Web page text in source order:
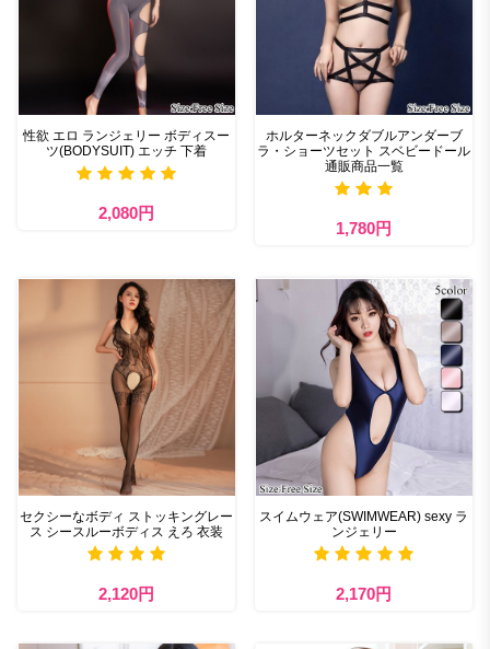
性欲 エロ ランジェリー ボディスー
ツ(BODYSUIT) エッチ 下着
2,080円
ホルターネックダブルアンダーブ
ラ・ショーツセット スベビードール
通販商品一覧
1,780円
セクシーなボディ ストッキングレー
ス シースルーボディス えろ 衣装
2,120円
スイムウェア(SWIMWEAR) sexy ラ
ンジェリー
2,170円